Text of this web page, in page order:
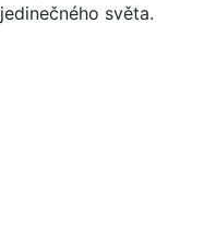
jedinečného světa.